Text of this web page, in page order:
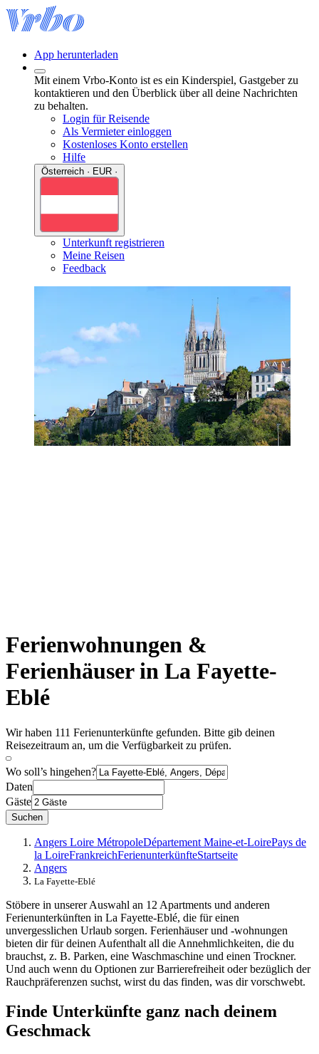
App herunterladen
Mit einem Vrbo-Konto ist es ein Kinderspiel, Gastgeber zu
kontaktieren und den Überblick über all deine Nachrichten
zu behalten.
Login für Reisende
Als Vermieter einloggen
Kostenloses Konto erstellen
Hilfe
Unterkunft registrieren
Meine Reisen
Feedback
Ferienwohnungen &
Ferienhäuser in La Fayette-
Eblé
Wir haben 111 Ferienunterkünfte gefunden. Bitte gib deinen
Reisezeitraum an, um die Verfügbarkeit zu prüfen.
Wo soll’s hingehen?
Daten
Gäste
Suchen
Angers Loire MétropoleDépartement Maine-et-LoirePays de
la LoireFrankreichFerienunterkünfteStartseite
Angers
La Fayette-Eblé
Stöbere in unserer Auswahl an 12 Apartments und anderen
Ferienunterkünften in La Fayette-Eblé, die für einen
unvergesslichen Urlaub sorgen. Ferienhäuser und -wohnungen
bieten dir für deinen Aufenthalt all die Annehmlichkeiten, die du
brauchst, z. B. Parken, eine Waschmaschine und einen Trockner.
Und auch wenn du Optionen zur Barrierefreiheit oder bezüglich der
Rauchpräferenzen suchst, wirst du das finden, was dir vorschwebt.
Finde Unterkünfte ganz nach deinem
Geschmack